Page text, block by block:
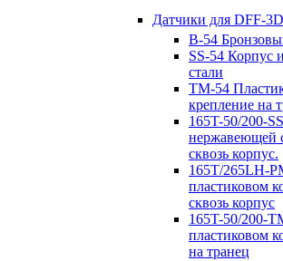
Датчики для DFF-
B-54
SS-54 Корпус
стали
TM-54
крепление на
165T-50/200-
нержавеющей
сквозь корпус.
165T/265LH-
пластиковом
сквозь корпус
165T-50/200-
пластиковом
на транец